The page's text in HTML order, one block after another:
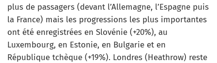
plus de passagers (devant l’Allemagne, l’Espagne puis
la France) mais les progressions les plus importantes
ont été enregistrées en Slovénie (+20%), au
Luxembourg, en Estonie, en Bulgarie et en
République tchèque (+19%). Londres (Heathrow) reste